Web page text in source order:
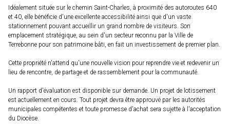
Idéalement située sur le chemin Saint-Charles, à proximité des autoroutes 640
et 40, elle bénéficie d'une excellente accessibilité ainsi que d'un vaste
stationnement pouvant accueillir un grand nombre de visiteurs. Son
emplacement stratégique, au sein d'un secteur reconnu par la Ville de
Terrebonne pour son patrimoine bâti, en fait un investissement de premier plan.
Cette propriété n'attend qu'une nouvelle vision pour reprendre vie et redevenir un
lieu de rencontre, de partage et de rassemblement pour la communauté.
Un rapport d'évaluation est disponible sur demande. Un projet de lotissement
est actuellement en cours. Tout projet devra être approuvé par les autorités
municipales compétentes et toute promesse d'achat sera sujette à l'acceptation
du Diocèse.